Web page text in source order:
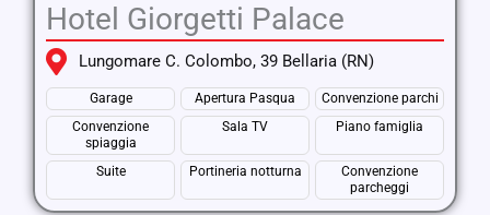
Hotel Giorgetti Palace
Lungomare C. Colombo, 39 Bellaria (RN)
Garage Apertura Pasqua
Convenzione parchi
Convenzione
spiaggia
Sala TV Piano famiglia
Suite Portineria notturna
Convenzione
parcheggi